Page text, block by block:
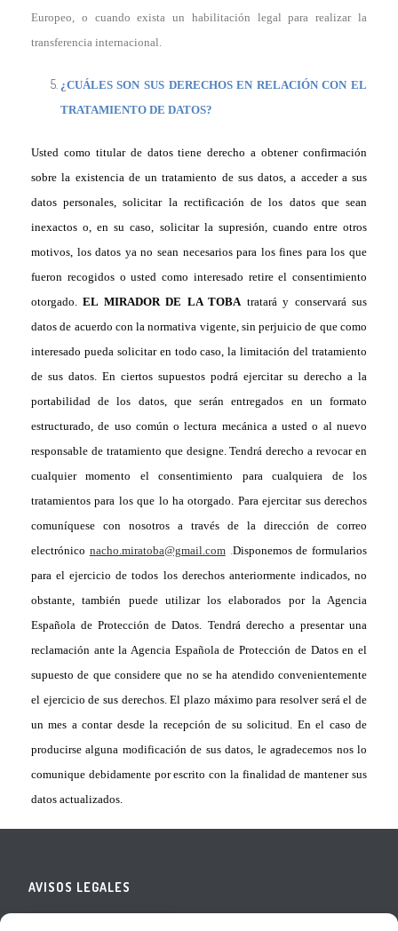
Europeo, o cuando exista un habilitación legal para realizar la
transferencia internacional.
¿CUÁLES SON SUS DERECHOS EN RELACIÓN CON EL
TRATAMIENTO DE DATOS?
Usted como titular de datos tiene derecho a obtener confirmación
sobre la existencia de un tratamiento de sus datos, a acceder a sus
datos personales, solicitar la rectificación de los datos que sean
inexactos o, en su caso, solicitar la supresión, cuando entre otros
motivos, los datos ya no sean necesarios para los fines para los que
fueron recogidos o usted como interesado retire el consentimiento
otorgado.EL MIRADOR DE LA TOBAtratará y conservará sus
datos de acuerdo con la normativa vigente, sin perjuicio de que como
interesado pueda solicitar en todo caso, la limitación del tratamiento
de sus datos. En ciertos supuestos podrá ejercitar su derecho a la
portabilidad de los datos, que serán entregados en un formato
estructurado, de uso común o lectura mecánica a usted o al nuevo
responsable de tratamiento que designe. Tendrá derecho a revocar en
cualquier momento el consentimiento para cualquiera de los
tratamientos para los que lo ha otorgado. Para ejercitar sus derechos
comuníquese con nosotros a través de la dirección de correo
electrónico nacho.miratoba@gmail.com .Disponemos de formularios
para el ejercicio de todos los derechos anteriormente indicados, no
obstante, también puede utilizar los elaborados por la Agencia
Española de Protección de Datos. Tendrá derecho a presentar una
reclamación ante la Agencia Española de Protección de Datos en el
supuesto de que considere que no se ha atendido convenientemente
el ejercicio de sus derechos. El plazo máximo para resolver será el de
un mes a contar desde la recepción de su solicitud. En el caso de
producirse alguna modificación de sus datos, le agradecemos nos lo
comunique debidamente por escrito con la finalidad de mantener sus
datos actualizados.
AVISOS LEGALES